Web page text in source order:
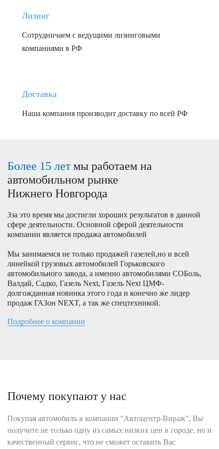
Лизинг
Сотрудничаем с ведущими лизинговыми
компаниями в РФ
Доставка
Наша компания производит доставку по всей РФ
Более 15 летмы работаем на
автомобильном рынке
Нижнего Новгорода
Зза это время мы достигли хороших результатов в данной
сфере деятельности. Основной сферой деятельности
компании является продажа автомобилей
Мы занимаемся не только продажей газелей,но и всей
линейкой грузовых автомобилей Горьковского
автомобильного завода, а именно автомобилями СОБоль,
Валдай, Садко, Газель Next, Газель Next ЦМФ-
долгожданная новинка этого года и конечно же лидер
продаж ГАЗон NEXT, а так же спецтехникой.
Подробнее о компании
Почему покупают у нас
Покупая автомобиль в компании "Автоцентр-Вираж", Вы
получите не только одну из самых низких цен в городе, но и
качественный сервис, что не сможет оставить Вас